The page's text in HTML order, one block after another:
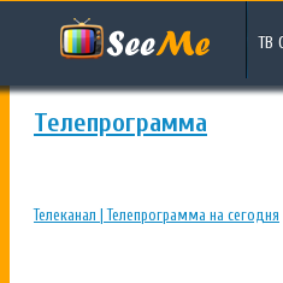
ТВ
Телепрограмма
Телеканал | Телепрограмма на сегодня